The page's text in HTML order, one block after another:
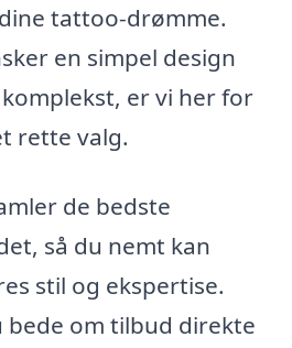
tattoo-drømme.
en simpel design
er vi her for
rette valg.
de bedste
så du nemt kan
stil og ekspertise.
bede om tilbud direkte